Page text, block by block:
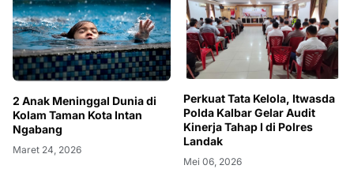
2 Anak Meninggal Dunia di
Kolam Taman Kota Intan
Ngabang
Maret 24, 2026
Perkuat Tata Kelola, Itwasda
Polda Kalbar Gelar Audit
Kinerja Tahap I di Polres
Landak
Mei 06, 2026